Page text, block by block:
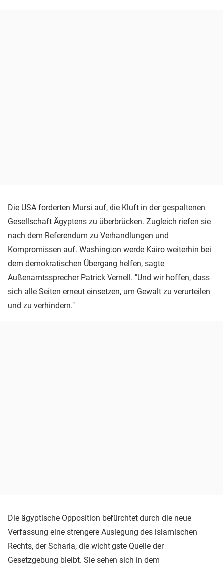
Die USA forderten Mursi auf, die Kluft in der gespaltenen
Gesellschaft Ägyptens zu überbrücken. Zugleich riefen sie
nach dem Referendum zu Verhandlungen und
Kompromissen auf. Washington werde Kairo weiterhin bei
dem demokratischen Übergang helfen, sagte
Außenamtssprecher Patrick Vernell. "Und wir hoffen, dass
sich alle Seiten erneut einsetzen, um Gewalt zu verurteilen
und zu verhindern."
Die ägyptische Opposition befürchtet durch die neue
Verfassung eine strengere Auslegung des islamischen
Rechts, der Scharia, die wichtigste Quelle der
Gesetzgebung bleibt. Sie sehen sich in dem